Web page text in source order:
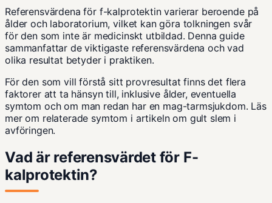
Referensvärdena för f-kalprotektin varierar beroende på
ålder och laboratorium, vilket kan göra tolkningen svår
för den som inte är medicinskt utbildad. Denna guide
sammanfattar de viktigaste referensvärdena och vad
olika resultat betyder i praktiken.
För den som vill förstå sitt provresultat finns det flera
faktorer att ta hänsyn till, inklusive ålder, eventuella
symtom och om man redan har en mag-tarmsjukdom. Läs
mer om relaterade symtom i artikeln om gult slem i
avföringen.
Vad är referensvärdet för F-
kalprotektin?